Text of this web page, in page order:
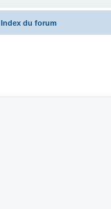
Index du forum